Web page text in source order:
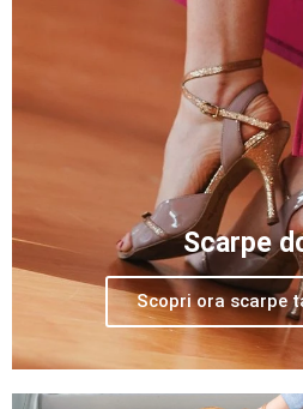
Scarpe
Scopri ora scarpe